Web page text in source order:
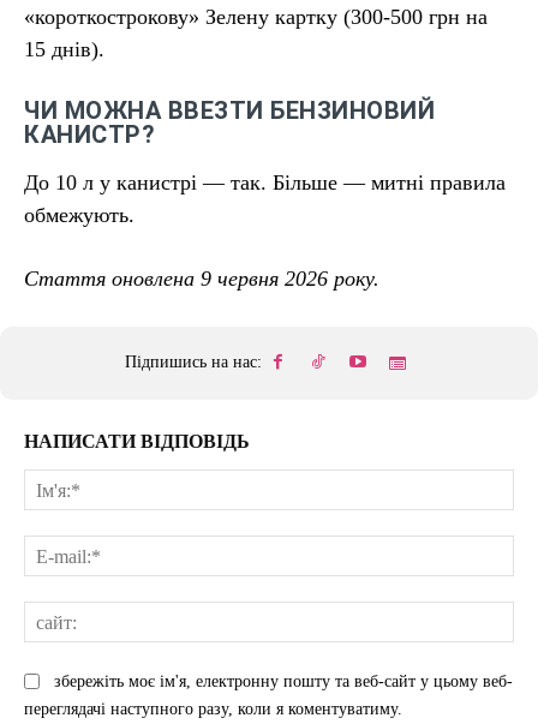
«короткострокову» Зелену картку (300-500 грн на
15 днів).
ЧИ МОЖНА ВВЕЗТИ БЕНЗИНОВИЙ
КАНИСТР?
До 10 л у канистрі — так. Більше — митні правила
обмежують.
Стаття оновлена 9 червня 2026 року.
Підпишись на нас:
НАПИСАТИ ВІДПОВІДЬ
збережіть моє ім'я, електронну пошту та веб-сайт у цьому веб-
переглядачі наступного разу, коли я коментуватиму.